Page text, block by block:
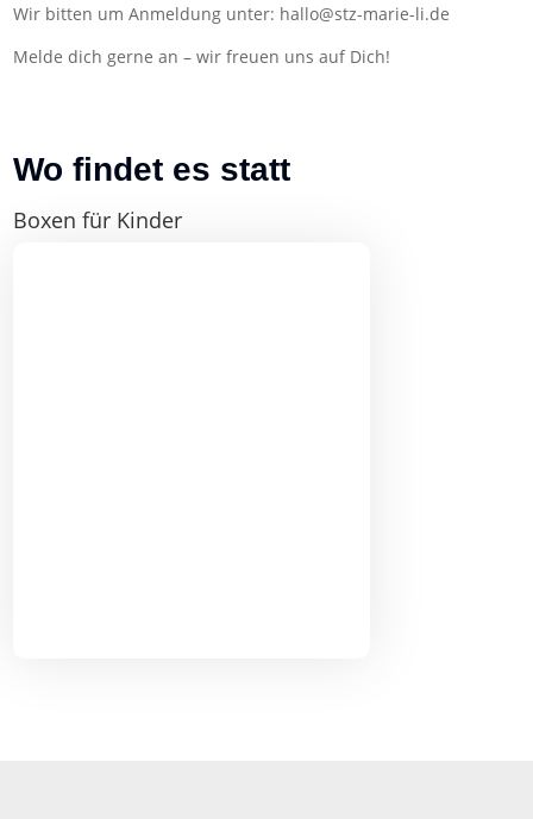
Wir bitten um Anmeldung unter: hallo@stz-marie-li.de
Melde dich gerne an – wir freuen uns auf Dich!
Wo findet es statt
Boxen für Kinder